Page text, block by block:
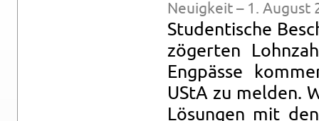
Neu­ig­keit – 1. Au­gust
Stu­den­ti­sche
zö­ger­ten
Eng­päs­se
UStA zu mel­den.
Lö­sun­gen mit